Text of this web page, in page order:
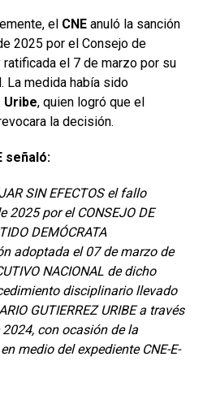
el CNEanuló la sanción
2025 por el Consejo de
el 7 de marzo por su
La medida había sido
Uribe, quien logró que el
la decisión.
señaló:
SIN EFECTOS el fallo
2025 por el CONSEJO DE
DEMÓCRATA
adoptada el 07 de marzo de
NACIONAL de dicho
disciplinario llevado
GUTIERREZ URIBE a través
con ocasión de la
medio del expediente CNE-E-